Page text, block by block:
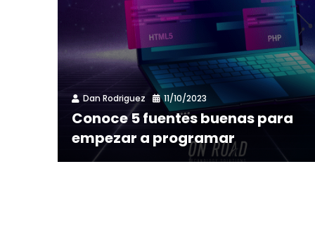
Dan Rodriguez 11/10/2023
Conoce 5 fuentes buenas para
empezar a programar